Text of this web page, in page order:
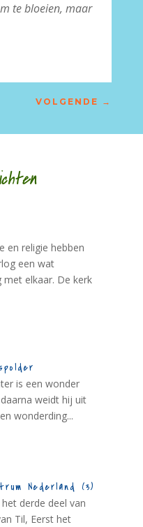
te bloeien, maar
VOLGENDE →
en religie hebben
een wat
elkaar. De kerk
is een wonder
weidt hij uit
wonderding...
Nederland (3)
derde deel van
Til, Eerst het